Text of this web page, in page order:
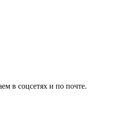
в соцсетях и по почте.